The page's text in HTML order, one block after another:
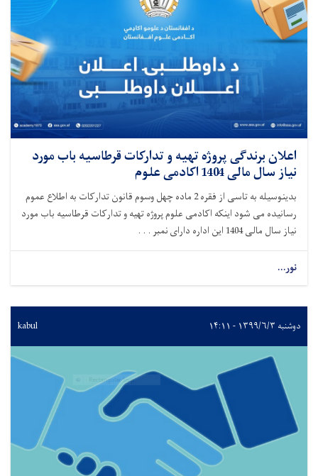
اعلان برندگی پروژه تهیه و تدارکات قرطاسیه باب مورد
نیاز سال مالی 1404 اکادمی علوم
بدینوسیله به تاسی از فقره 2 ماده چهل وسوم قانون تدارکات به اطلاع عموم
رسانیده می شود اینکه اکادمی علوم پروژه تهیه و تدارکات قرطاسیه باب مورد
نیاز سال مالی 1404 این اداره دارای نمبر . . .
نور...
دوشنبه ۱۳۹۹/۶/۳ - ۱۴:۱۱ kabul